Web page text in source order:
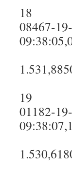
18
08467-
19
01182-